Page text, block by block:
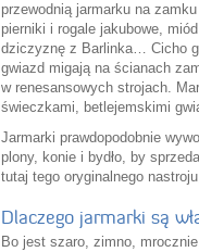
przewodnią jarmarku na
pierniki i rogale jakubowe,
dziczyznę z Barlinka… Cicho
gwiazd migają na ścianach
w renesansowych strojach.
świeczkami, betlejemskimi
Jarmarki prawdopodobnie
plony, konie i bydło, by
tutaj tego oryginalnego
Dlaczego jarmarki są
Bo jest szaro, zimno,